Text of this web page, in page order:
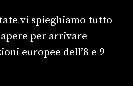
vi spieghiamo tutto
per arrivare
europee dell’8 e 9